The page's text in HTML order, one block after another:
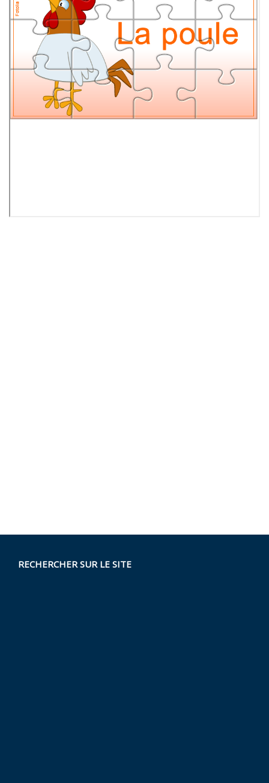
RECHERCHER SUR LE SITE